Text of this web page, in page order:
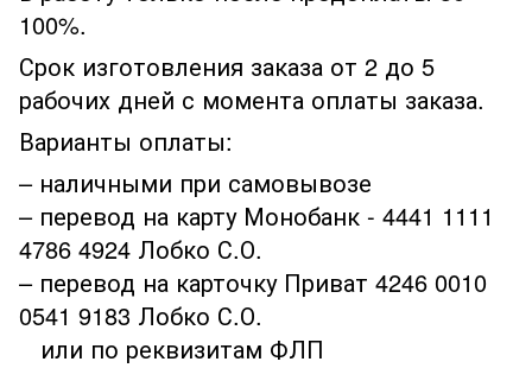
100%.
Срок изготовления заказа от 2 до 5
рабочих дней с момента оплаты заказа.
Варианты оплаты:
– наличными при самовывозе
– перевод на карту Монобанк - 4441 1111
4786 4924 Лобко С.О.
– перевод на карточку Приват 4246 0010
0541 9183 Лобко С.О.
или по реквизитам ФЛП